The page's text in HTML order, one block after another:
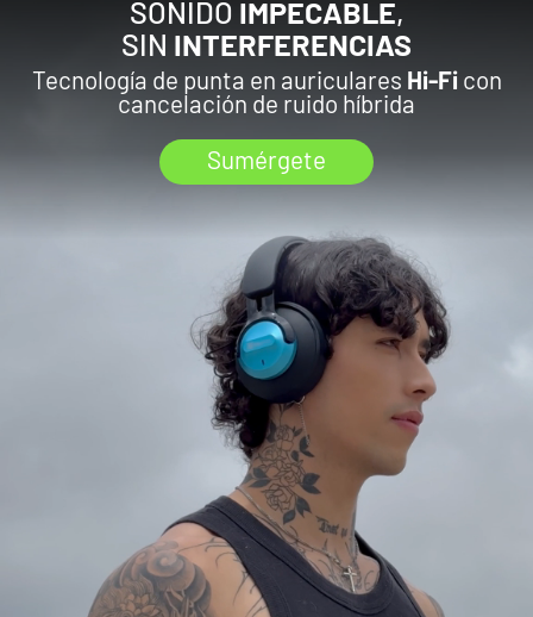
SONIDO IMPECABLE,
SIN INTERFERENCIAS
Tecnología de punta en auriculares Hi-Fi con
cancelación de ruido híbrida
Sumérgete